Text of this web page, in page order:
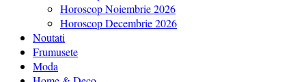
Horoscop Noiembrie 2026
Horoscop Decembrie 2026
Noutati
Frumusete
Moda